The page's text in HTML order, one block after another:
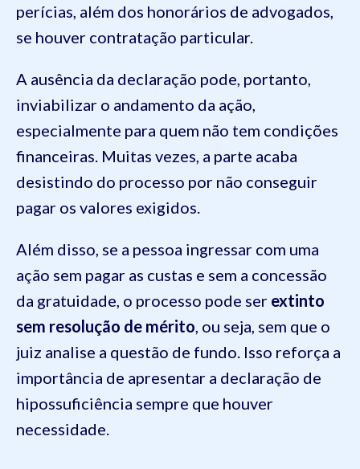
perícias, além dos honorários de advogados,
se houver contratação particular.
A ausência da declaração pode, portanto,
inviabilizar o andamento da ação,
especialmente para quem não tem condições
financeiras. Muitas vezes, a parte acaba
desistindo do processo por não conseguir
pagar os valores exigidos.
Além disso, se a pessoa ingressar com uma
ação sem pagar as custas e sem a concessão
da gratuidade, o processo pode ser extinto
sem resolução de mérito , ou seja, sem que o
juiz analise a questão de fundo. Isso reforça a
importância de apresentar a declaração de
hipossuficiência sempre que houver
necessidade.